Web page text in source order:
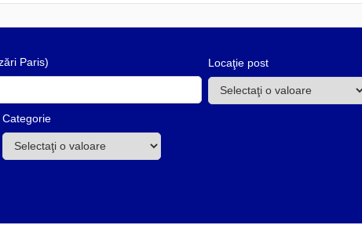
Paris) Locaţie post
Categorie